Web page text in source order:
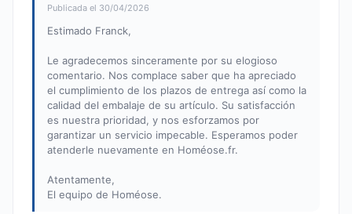
Publicada el 30/04/2026
Estimado Franck,
Le agradecemos sinceramente por su elogioso
comentario. Nos complace saber que ha apreciado
el cumplimiento de los plazos de entrega así como la
calidad del embalaje de su artículo. Su satisfacción
es nuestra prioridad, y nos esforzamos por
garantizar un servicio impecable. Esperamos poder
atenderle nuevamente en Homéose.fr.
Atentamente,
El equipo de Homéose.